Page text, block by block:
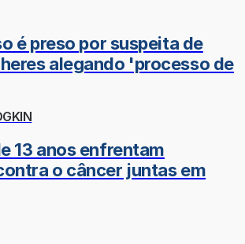
é preso por suspeita de
alegando 'processo de
13 anos enfrentam
o câncer juntas em